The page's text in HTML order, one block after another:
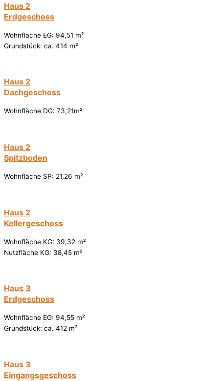
Haus 2
Erdgeschoss
Wohnfläche EG: 94,51 m²
Grundstück: ca. 414 m²
Haus 2
Dachgeschoss
Wohnfläche DG: 73,21m²
Haus 2
Spitzboden
Wohnfläche SP: 21,26 m²
Haus 2
Kellergeschoss
Wohnfläche KG: 39,32 m²
Nutzfläche KG: 38,45 m²
Haus 3
Erdgeschoss
Wohnfläche EG: 94,55 m²
Grundstück: ca. 412 m²
Haus 3
Eingangsgeschoss